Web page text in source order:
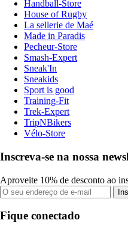
Handball-Store
House of Rugby
La sellerie de Maé
Made in Paradis
Pecheur-Store
Smash-Expert
Sneak'In
Sneakids
Sport is good
Training-Fit
Trek-Expert
TripNBikers
Vélo-Store
Inscreva-se na nossa
Aproveite 10% de desconto ao
Fique conectado